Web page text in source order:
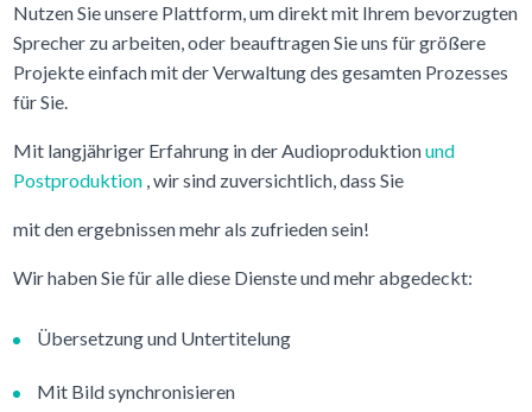
Nutzen Sie unsere Plattform, um direkt mit Ihrem bevorzugten
Sprecher zu arbeiten, oder beauftragen Sie uns für größere
Projekte einfach mit der Verwaltung des gesamten Prozesses
für Sie.
Mit langjähriger Erfahrung in der Audioproduktionund
Postproduktion, wir sind zuversichtlich, dass Sie
mit den ergebnissen mehr als zufrieden sein!
Wir haben Sie für alle diese Dienste und mehr abgedeckt:
Übersetzung und Untertitelung
Mit Bild synchronisieren